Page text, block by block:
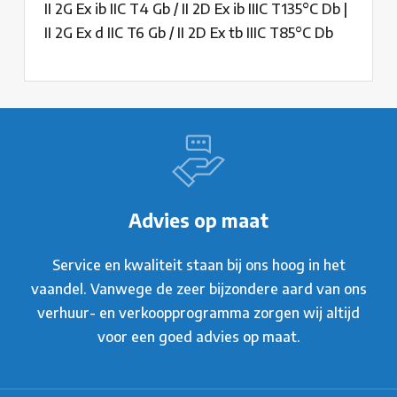
II 2G Ex ib IIC T4 Gb / II 2D Ex ib IIIC T135°C Db |
II 2G Ex d IIC T6 Gb / II 2D Ex tb IIIC T85°C Db
Advies op maat
Service en kwaliteit staan bij ons hoog in het
vaandel. Vanwege de zeer bijzondere aard van ons
verhuur- en verkoopprogramma zorgen wij altijd
voor een goed advies op maat.